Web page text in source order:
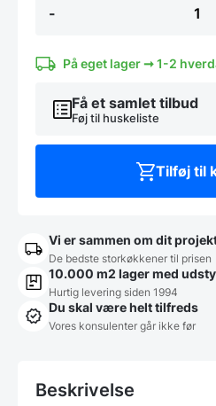
-
stk.
mellemstykke
salatbarog
køleopsats
På eget lager ➞ 1-2
Få et samlet tilbud
Føj til huskeliste
Tilføj til
Vi er sammen om dit
De bedste storkøkkener til prisen
10.000 m2 lager med
Hurtig levering siden 1994
Du skal være helt tilfreds
Vores konsulenter går ikke før
Beskrivelse